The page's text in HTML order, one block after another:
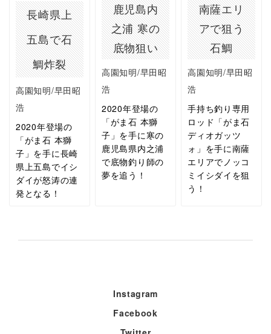
長崎県上
五島で石
鯛炸裂
高園知明/早田昭
浩
2020年登場の
「がま石 本獅
子」を手に長崎
県上五島でイシ
ダイが怒涛の連
発となる！
鹿児島内
之浦 寒の
底物狙い
高園知明/早田昭
浩
2020年登場の
「がま石 本獅
子」を手に寒の
鹿児島県内之浦
で底物釣り師の
夢を追う！
南薩エリ
アで狙う
石鯛
高園知明/早田昭
浩
手持ち釣り専用
ロッド「がま石
ディオガッツ
ォ」を手に南薩
エリアでノッコ
ミイシダイを狙
う！
Instagram
Facebook